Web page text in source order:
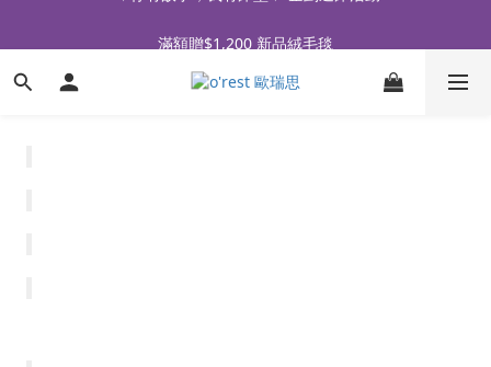
滿額贈$1,200 新品絨毛毯
全品牌滿 $990免運｜會員買即贈〈 購物金 〉